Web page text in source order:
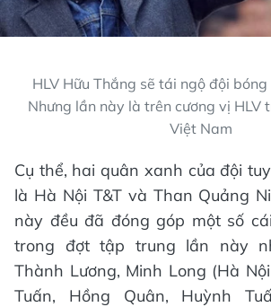
HLV Hữu Thắng sẽ tái ngộ đội bóng
Nhưng lần này là trên cương vị HLV
Việt Nam
Cụ thể, hai quân xanh của đội
là Hà Nội T&T và Than Quảng
này đều đã đóng góp một số
trong đợt tập trung lần này
Thành Lương, Minh Long (Hà
Tuấn, Hồng Quân, Huỳnh